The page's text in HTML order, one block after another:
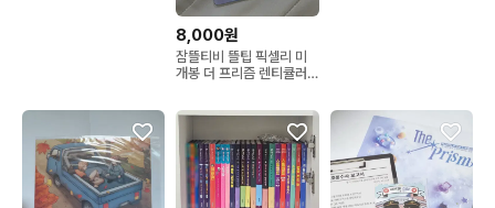
8,000원
잠뜰티비 뜰팁 픽셀리 미
개봉 더 프리즘 렌티큘러